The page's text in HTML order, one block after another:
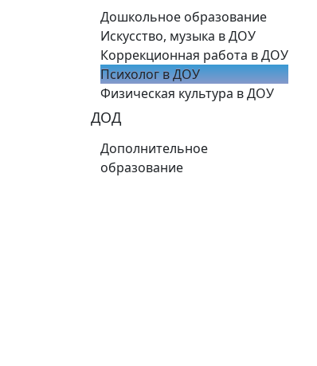
Дошкольное образование
Искусство, музыка в ДОУ
Коррекционная работа в ДОУ
Психолог в ДОУ
Физическая культура в ДОУ
ДОД
Дополнительное
образование